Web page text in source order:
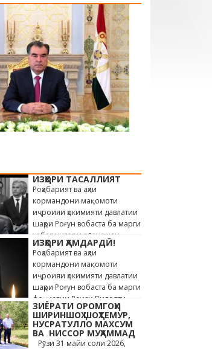
ИЗҲОРИ ТАСАЛЛИЯТ
Роҳабарият ва аҳли
кормандони мақомоти
иҷроияи ҳокимияти давлатии
шаҳри Роғун вобаста ба марги
хабарнигори рӯзномаи
«Истиқлол» Саиди Ҳайдар,
сахт андӯҳгин …
ИЗҲОРИ ҲАМДАРДӢ!
Роҳабарият ва аҳли
кормандони мақомоти
иҷроияи ҳокимияти давлатии
шаҳри Роғун вобаста ба марги
фоҷиавии Раиси Вилояти
Мухтори Кӯҳистони Бадахшон
Алишер …
ЗИЁРАТИ ОРОМГОҲИ
ШИРИНШОҲ ШОҲТЕМУР,
НУСРАТУЛЛО МАХСУМ
ВА НИССОР МУҲАММАД
Рӯзи 31 майи соли 2026,